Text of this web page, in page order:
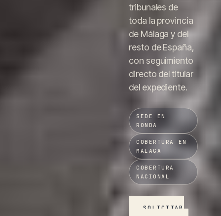
tribunales de
toda la provincia
de Málaga y del
resto de España,
con seguimiento
directo del titular
del expediente.
SEDE EN
RONDA
COBERTURA EN
MÁLAGA
COBERTURA
NACIONAL
SOLICITAR